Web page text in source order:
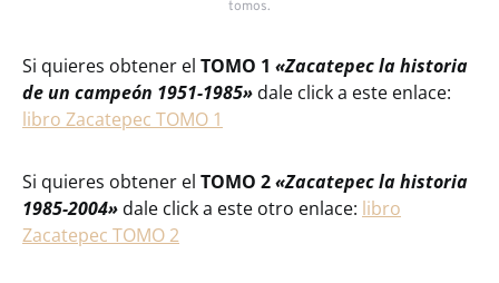
tomos.
Si quieres obtener el TOMO 1 «Zacatepec la historia
de un campeón 1951-1985» dale click a este enlace:
libro Zacatepec TOMO 1
Si quieres obtener el TOMO 2«Zacatepec la historia
1985-2004» dale click a este otro enlace: libro
Zacatepec TOMO 2